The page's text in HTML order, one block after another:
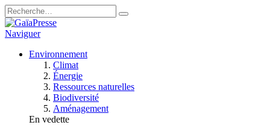
Naviguer
Environnement
Climat
Énergie
Ressources naturelles
Biodiversité
Aménagement
En vedette